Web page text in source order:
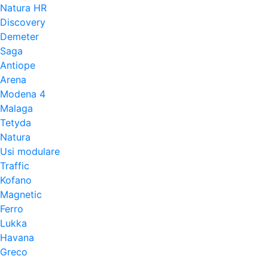
Natura HR
Discovery
Demeter
Saga
Antiope
Arena
Modena 4
Malaga
Tetyda
Natura
Usi modulare
Traffic
Kofano
Magnetic
Ferro
Lukka
Havana
Greco